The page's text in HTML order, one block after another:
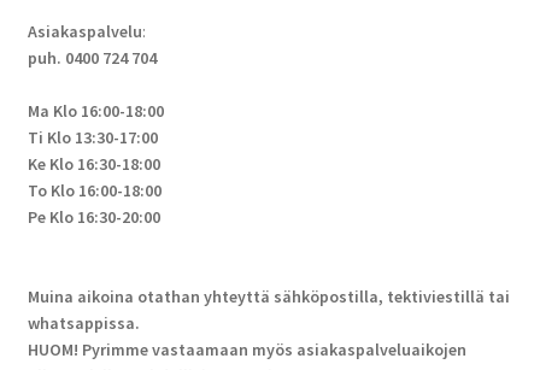
Asiakaspalvelu:
puh. 0400 724 704
Ma Klo 16:00-18:00
Ti Klo 13:30-17:00
Ke Klo 16:30-18:00
To Klo 16:00-18:00
Pe Klo 16:30-20:00
Muina aikoina otathan yhteyttä sähköpostilla, tektiviestillä tai
whatsappissa.
HUOM! Pyrimme vastaamaan myös asiakaspalveluaikojen